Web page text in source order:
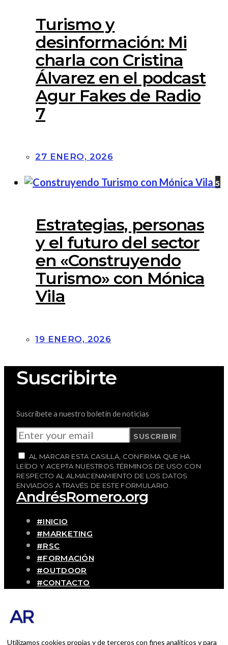
Turismo y
desinformación: Mi
charla con Cristina
Álvarez en el podcast
Agur Fakes de Radio
7
27 ENERO, 2026
5
Estrategias, personas
y el futuro del sector
en «Construyendo
Turismo» con Mónica
Vila
19 ENERO, 2026
Suscribirte
Suscríbete a nuestro boletín de noticias
SUSCRIBIR
AL MARCAR ESTA CASILLA, CONFIRMA QUE HA
LEÍDO Y ACEPTA NUESTROS TÉRMINOS DE USO CON
RESPECTO AL ALMACENAMIENTO DE LOS DATOS
ENVIADOS A TRAVÉS DE ESTE FORMULARIO.
AndrésRomero.org
#INICIO
#MARKETING
#RSC
#FORMACIÓN
#OUTDOOR
#CONTACTO
Blog personal y profesional de Andrés
profesionales de una persona que disfruta
Utilizamos cookies propias y de terceros con fines analíticos y para